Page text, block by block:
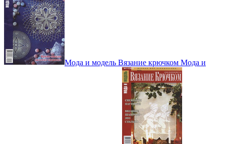
Мода и модель Вязание крючком Мода и